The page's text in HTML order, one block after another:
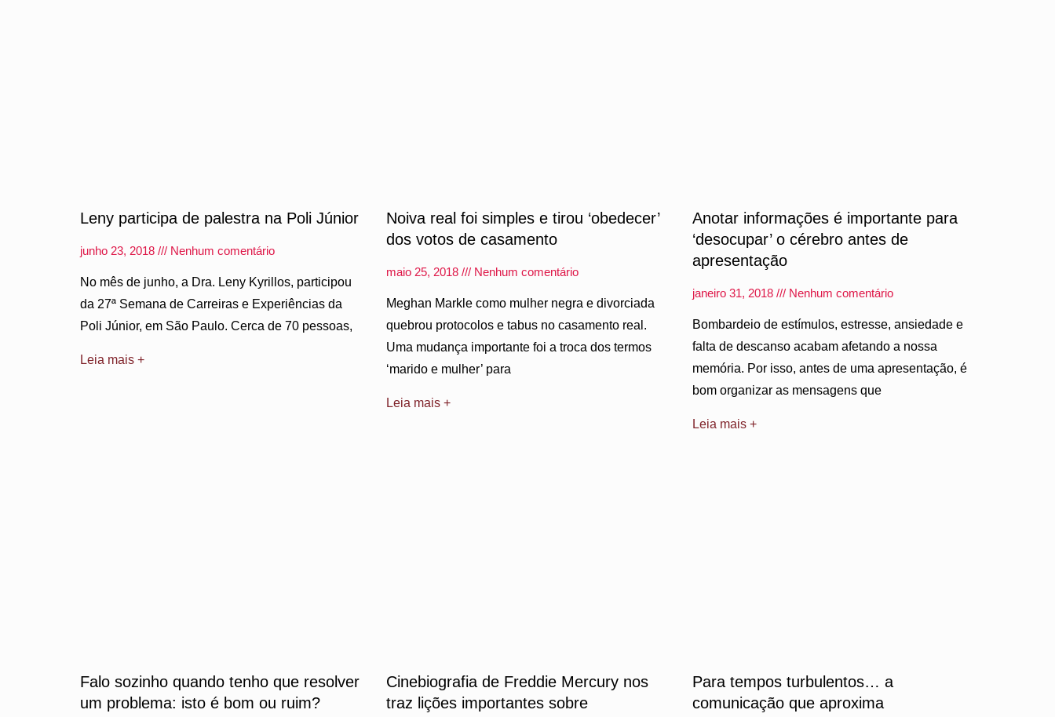
Leny participa de palestra na Poli Júnior
junho 23, 2018 Nenhum comentário
No mês de junho, a Dra. Leny Kyrillos, participou
da 27ª Semana de Carreiras e Experiências da
Poli Júnior, em São Paulo. Cerca de 70 pessoas,
Leia mais +
Noiva real foi simples e tirou ‘obedecer’
dos votos de casamento
maio 25, 2018 Nenhum comentário
Meghan Markle como mulher negra e divorciada
quebrou protocolos e tabus no casamento real.
Uma mudança importante foi a troca dos termos
‘marido e mulher’ para
Leia mais +
Anotar informações é importante para
‘desocupar’ o cérebro antes de
apresentação
janeiro 31, 2018 Nenhum comentário
Bombardeio de estímulos, estresse, ansiedade e
falta de descanso acabam afetando a nossa
memória. Por isso, antes de uma apresentação, é
bom organizar as mensagens que
Leia mais +
Falo sozinho quando tenho que resolver
um problema: isto é bom ou ruim?
Cinebiografia de Freddie Mercury nos
traz lições importantes sobre
Para tempos turbulentos… a
comunicação que aproxima